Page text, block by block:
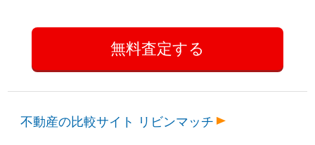
不動産の比較サイト リビンマッチ